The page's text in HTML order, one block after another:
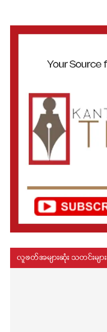
လူဖတ်အများဆုံး သတင်းများ